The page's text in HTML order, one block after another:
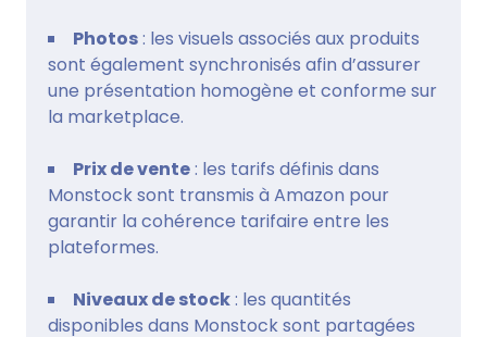
Photos: les visuels associés aux produits
sont également synchronisés afin d’assurer
une présentation homogène et conforme sur
la marketplace.
Prix de vente: les tarifs définis dans
Monstock sont transmis à Amazon pour
garantir la cohérence tarifaire entre les
plateformes.
Niveaux de stock: les quantités
disponibles dans Monstock sont partagées